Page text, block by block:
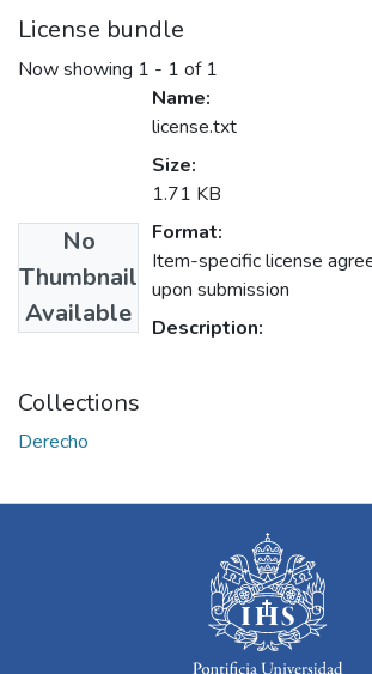
License bundle
Now showing 1 - 1 of 1
No
Thumbnail
Available
Name:
license.txt
Size:
1.71 KB
Format:
Item-specific license
upon submission
Description:
Collections
Derecho